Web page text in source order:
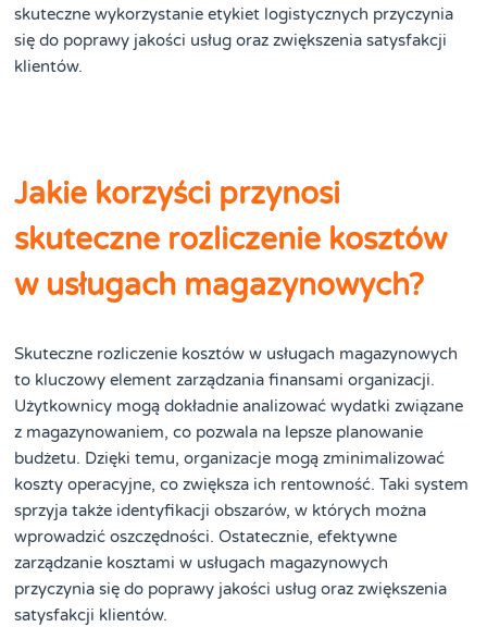
skuteczne wykorzystanie etykiet logistycznych przyczynia
się do poprawy jakości usług oraz zwiększenia satysfakcji
klientów.
Jakie korzyści przynosi
skuteczne rozliczenie kosztów
w usługach magazynowych?
Skuteczne rozliczenie kosztów w usługach magazynowych
to kluczowy element zarządzania finansami organizacji.
Użytkownicy mogą dokładnie analizować wydatki związane
z magazynowaniem, co pozwala na lepsze planowanie
budżetu. Dzięki temu, organizacje mogą zminimalizować
koszty operacyjne, co zwiększa ich rentowność. Taki system
sprzyja także identyfikacji obszarów, w których można
wprowadzić oszczędności. Ostatecznie, efektywne
zarządzanie kosztami w usługach magazynowych
przyczynia się do poprawy jakości usług oraz zwiększenia
satysfakcji klientów.